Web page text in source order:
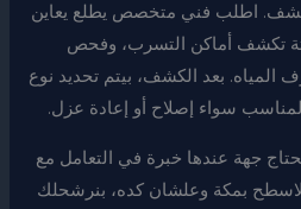
اطلب فني متخصص يطلع يعاين
تكشف أماكن التسرب، وفحص
بعد الكشف، بيتم تحديد نوع
سواء إصلاح أو إعادة عزل.
جهة عندها خبرة في التعامل مع
بمكة وعلشان كده، بنرشحلك